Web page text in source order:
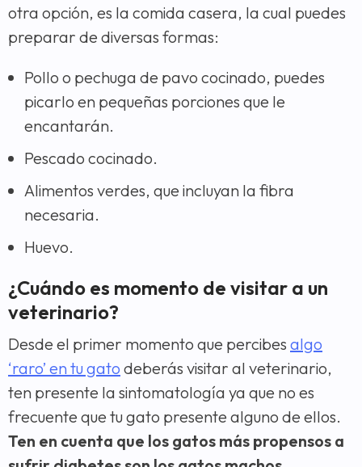
otra opción, es la comida casera, la cual puedes
preparar de diversas formas:
Pollo o pechuga de pavo cocinado, puedes
picarlo en pequeñas porciones que le
encantarán.
Pescado cocinado.
Alimentos verdes, que incluyan la fibra
necesaria.
Huevo.
¿Cuándo es momento de visitar a un
veterinario?
Desde el primer momento que percibes algo
‘raro’ en tu gato deberás visitar al veterinario,
ten presente la sintomatología ya que no es
frecuente que tu gato presente alguno de ellos.
Ten en cuenta que los gatos más propensos a